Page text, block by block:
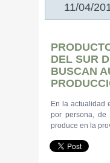
11/04/
DEL SUR
BUSCAN
En la actualidad
por persona,
produce en la